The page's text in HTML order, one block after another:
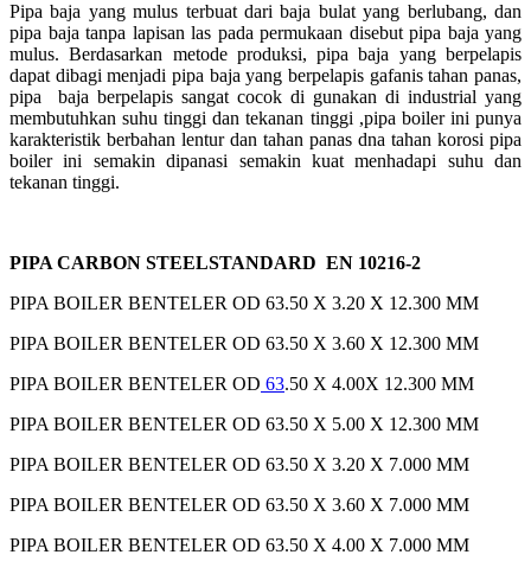
Pipabaja yangmulus terbuat dari baja bulatyang berlubang, dan
pipa baja tanpa lapisan las pada permukaan disebutpipa baja yang
mulus.Berdasarkan metode produksi, pipabaja yangberpelapis
dapat dibagi menjadi pipa baja yangberpelapis gafanis tahanpanas,
pipa
baja berpelapis sangat cocok di gunakan di industrial yang
membutuhkan suhu tinggi dan tekanan tinggi ,pipa boiler ini punya
karakteristik berbahan lentur dan tahan panas dna tahan korosi pipa
boiler ini semakin dipanasi semakin kuat menhadapi suhu dan
tekanan tinggi.
PIPA CARBON STEELSTANDARD EN 10216-2
PIPA BOILER BENTELER OD 63.50 X 3.20 X 12.300 MM
PIPA BOILER BENTELER OD 63.50 X 3.60 X 12.300 MM
PIPA BOILER BENTELER OD 63.50 X 4.00X 12.300 MM
PIPA BOILER BENTELER OD 63.50 X 5.00 X 12.300 MM
PIPA BOILER BENTELER OD 63.50 X 3.20 X 7.000 MM
PIPA BOILER BENTELER OD 63.50 X 3.60 X 7.000 MM
PIPA BOILER BENTELER OD 63.50 X 4.00 X 7.000 MM